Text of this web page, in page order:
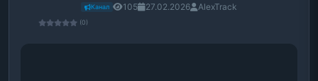
Канал 105 27.02.2026 AlexTrack
(0)